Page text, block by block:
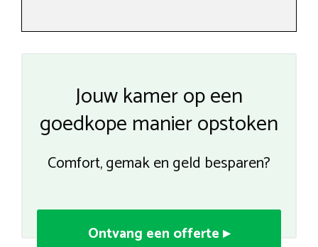
Jouw kamer op een
goedkope manier opstoken
Comfort, gemak en geld besparen?
Ontvang een offerte ▸